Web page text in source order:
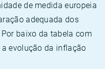
de medida europeia
adequada dos
baixo da tabela com
evolução da inflação